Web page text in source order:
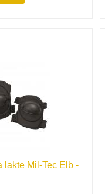
lakte Mil-Tec Elb -